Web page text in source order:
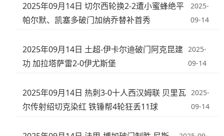
2025年09月14日 切尔西轮换2-2遭小蜜蜂绝平
帕尔默、凯塞多破门加纳乔替补首秀
2025-
09-14
2025年09月14日 土超-伊卡尔迪破门阿克昆建
功 加拉塔萨雷2-0伊尤斯堡
2025-
09-14
2025年09月14日 热刺3-0十人西汉姆联 贝里瓦
尔传射绍切克染红 铁锤帮4轮狂丢11球
2025-
09-14